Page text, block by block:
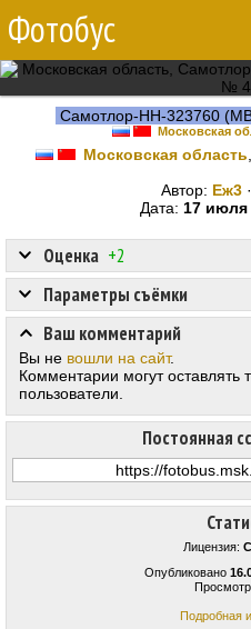
Фотобус
Самотлор-НН-323760
Московская
Московская область
Автор: Еж3 ·
Дата: 17 июля
Лицензия:
Опубликовано
Подробная
Оценка +2
Постоянная
Параметры съёмки
Ваш комментарий
Вы не вошли на сайт.
Комментарии могут оставлять
пользователи.